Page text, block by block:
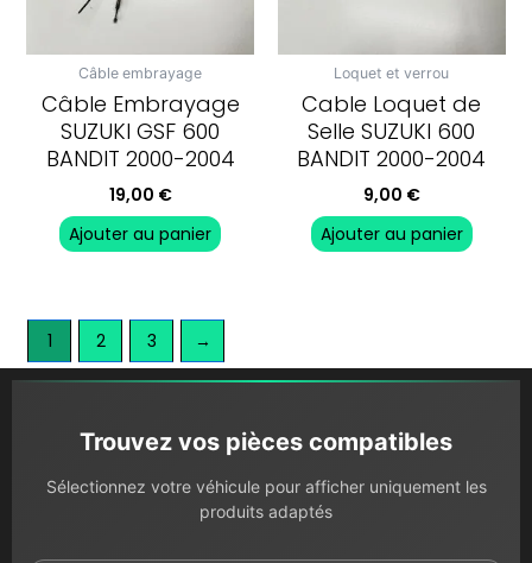
Câble embrayage
Câble Embrayage
SUZUKI GSF 600
BANDIT 2000-2004
19,00 €
Ajouter au panier
Loquet et verrou
Cable Loquet de
Selle SUZUKI 600
BANDIT 2000-2004
9,00 €
Ajouter au panier
1 2 3 →
Trouvez vos pièces compatibles
Sélectionnez votre véhicule pour afficher uniquement les
produits adaptés